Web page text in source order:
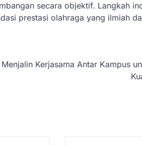
secara objektif. Langkah
prestasi olahraga yang ilmiah
Menjalin Kerjasama Antar Kampus